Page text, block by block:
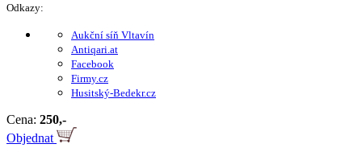
Odkazy:
Aukční síň Vltavín
Antiqari.at
Facebook
Firmy.cz
Husitský-Bedekr.cz
Cena: 250,-
Objednat